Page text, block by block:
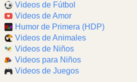
Videos de Fútbol
Videos de Amor
Humor de Primera (HDP)
Videos de Animales
Videos de Niños
Videos para Niños
Videos de Juegos